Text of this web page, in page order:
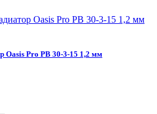
Oasis Pro PB 30-3-15 1,2 мм